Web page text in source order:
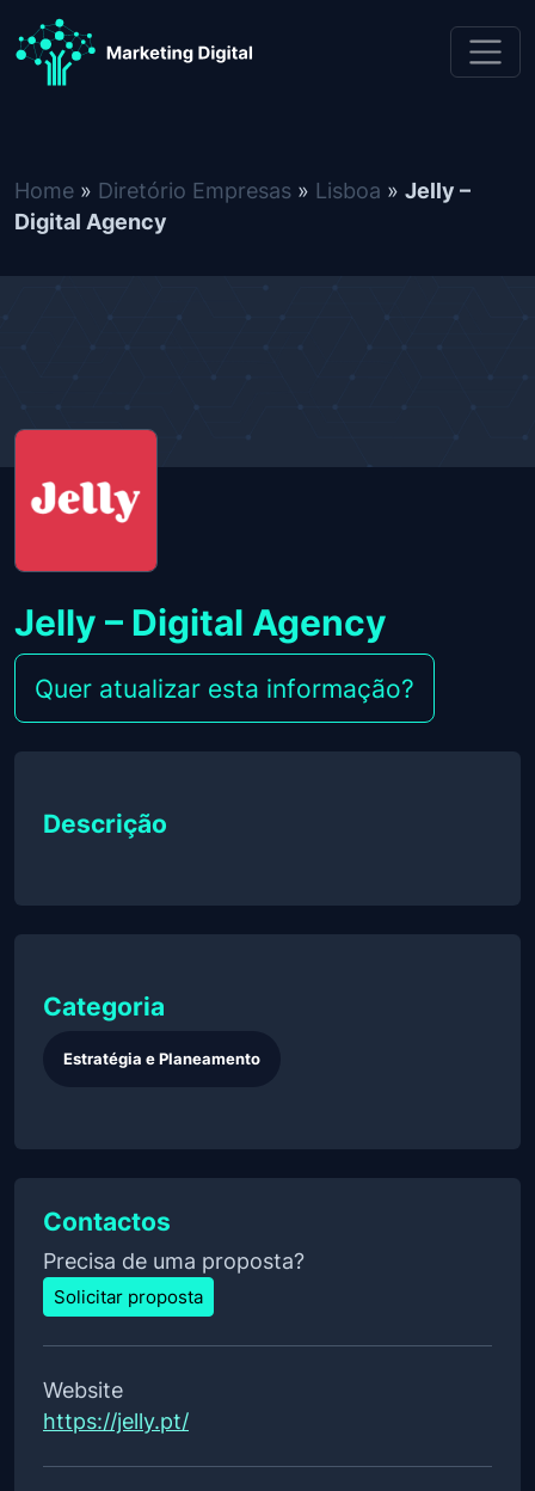
Skip to content
Jelly – Digital Agency
Home » Diretório Empresas » Lisboa » Jelly –
Digital Agency
Jelly – Digital Agency
Quer atualizar esta informação?
Descrição
Categoria
Estratégia e Planeamento
Contactos
Precisa de uma proposta?
Solicitar proposta
Website
https://jelly.pt/